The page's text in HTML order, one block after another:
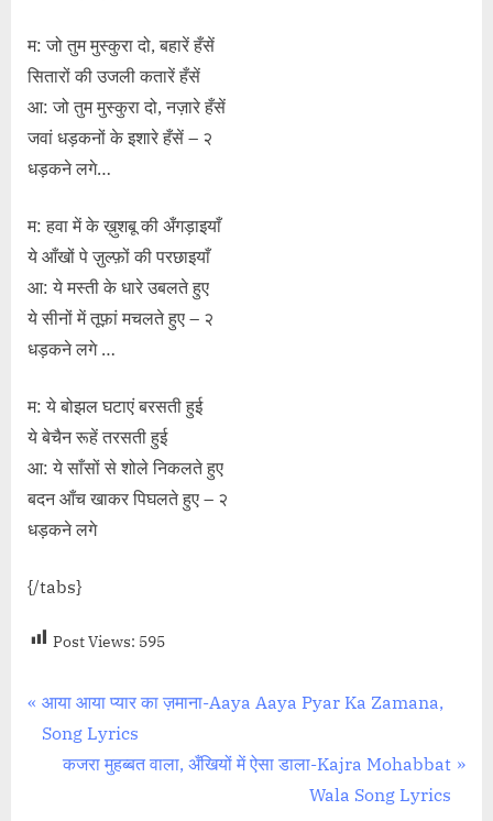
म: जो तुम मुस्कुरा दो, बहारें हँसें
सितारों की उजली कतारें हँसें
आ: जो तुम मुस्कुरा दो, नज़ारे हँसें
जवां धड़कनों के इशारे हँसें – २
धड़कने लगे…
म: हवा में के ख़ुशबू की अँगड़ाइयाँ
ये आँखों पे ज़ुल्फ़ों की परछाइयाँ
आ: ये मस्ती के धारे उबलते हुए
ये सीनों में तूफ़ां मचलते हुए – २
धड़कने लगे …
म: ये बोझल घटाएं बरसती हुई
ये बेचैन रूहें तरसती हुई
आ: ये साँसों से शोले निकलते हुए
बदन आँच खाकर पिघलते हुए – २
धड़कने लगे
{/tabs}
Post Views: 595
Post
navigation
P
r
आया आया प्यार का ज़माना-Aaya Aaya Pyar Ka Zamana,
Song Lyrics
N
कजरा मुहब्बत वाला, अँखियों में ऐसा डाला-Kajra Mohabbat
Wala Song Lyrics